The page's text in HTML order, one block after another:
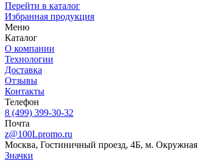
Перейти в каталог
Избранная продукция
Меню
Каталог
О компании
Технологии
Доставка
Отзывы
Контакты
Телефон
8 (499) 399-30-32
Почта
z@100Lpromo.ru
Москва, Гостиничный проезд, 4Б, м. Окружная
Значки